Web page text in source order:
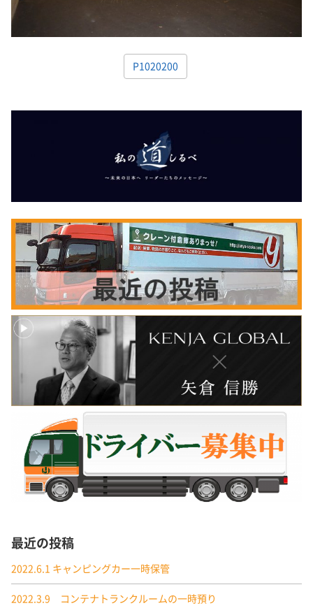
P1020200
最近の投稿
2022.6.1 キャンピングカー一時保管
2022.3.9 コンテナトランクルームの一時預り